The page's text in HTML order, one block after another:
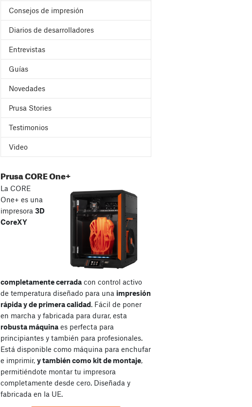
Consejos de impresión
Diarios de desarrolladores
Entrevistas
Guías
Novedades
Prusa Stories
Testimonios
Video
Prusa CORE One+
La CORE
One+ es una
impresora 3D
CoreXY
completamente cerradacon control activo
de temperatura diseñado para una impresión
rápida y de primera calidad. Fácil de poner
en marcha y fabricada para durar, esta
robusta máquinaes perfecta para
principiantes y también para profesionales.
Está disponible como máquina para enchufar
e imprimir, y también como kit de montaje,
permitiéndote montar tu impresora
completamente desde cero. Diseñada y
fabricada en la UE.